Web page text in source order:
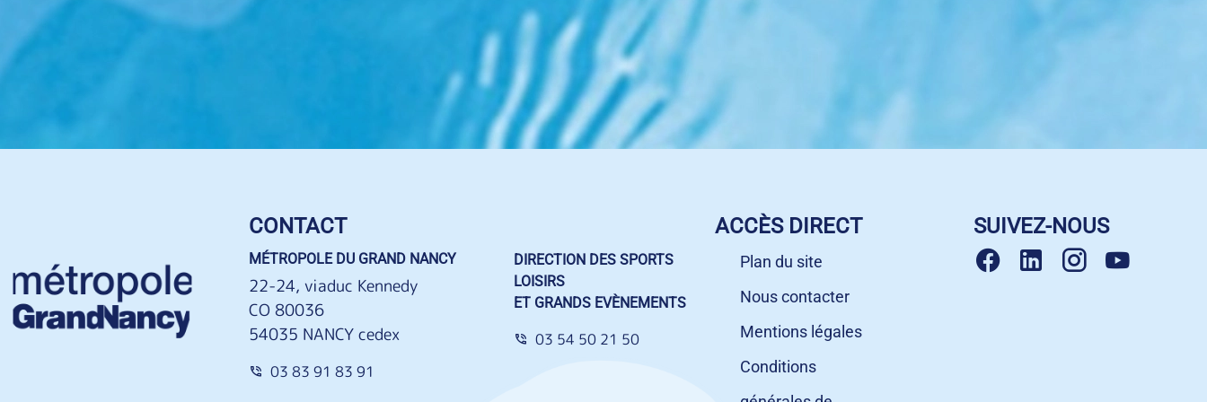
CONTACT
MÉTROPOLE DU GRAND NANCY
22-24, viaduc Kennedy
CO 80036
54035 NANCY cedex
03 83 91 83 91
DIRECTION DES SPORTS
LOISIRS
ET GRANDS EVÈNEMENTS
03 54 50 21 50
ACCÈS DIRECT
Plan du site
Nous contacter
Mentions légales
Conditions
SUIVEZ-NOUS